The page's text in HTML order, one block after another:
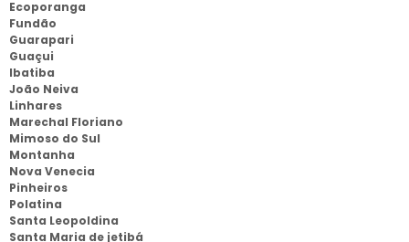
Ecoporanga
Fundão
Guarapari
Guaçui
Ibatiba
João Neiva
Linhares
Marechal Floriano
Mimoso do Sul
Montanha
Nova Venecia
Pinheiros
Polatina
Santa Leopoldina
Santa Maria de jetibá